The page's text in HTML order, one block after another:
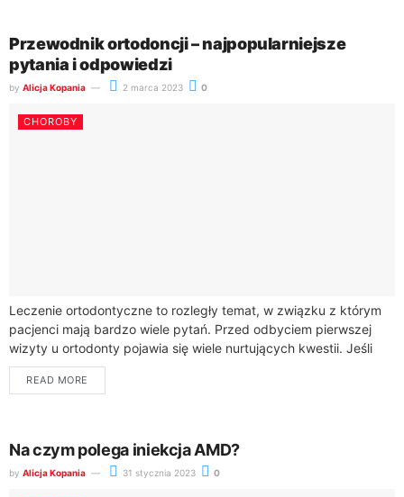
Przewodnik ortodoncji – najpopularniejsze
pytania i odpowiedzi
by Alicja Kopania 2 marca 2023 0
CHOROBY
Leczenie ortodontyczne to rozległy temat, w związku z którym
pacjenci mają bardzo wiele pytań. Przed odbyciem pierwszej
wizyty u ortodonty pojawia się wiele nurtujących kwestii. Jeśli
planujesz konsultację ortodontyczną dotyczącą leczenia...
READ MORE
Na czym polega iniekcja AMD?
by Alicja Kopania 31 stycznia 2023 0